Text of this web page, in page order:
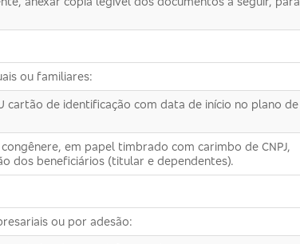
ou familiares:
de identificação com data de início no plano de
em papel timbrado com carimbo de CNPJ,
dos beneficiários (titular e dependentes).
ou por adesão: